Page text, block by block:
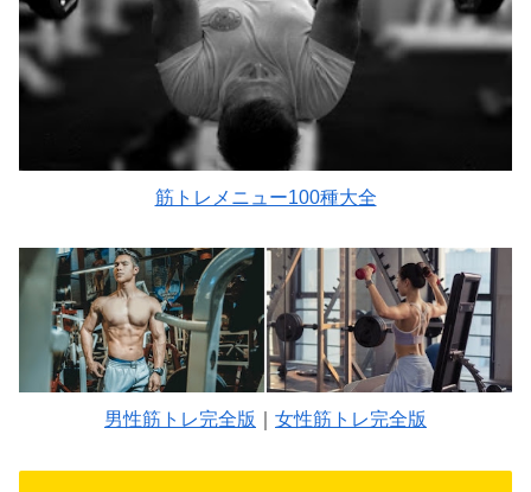
筋トレメニュー100種大全
男性筋トレ完全版 女性筋トレ完全版